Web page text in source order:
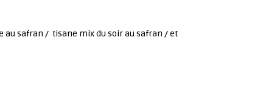
au safran / tisane mix du soir au safran / et